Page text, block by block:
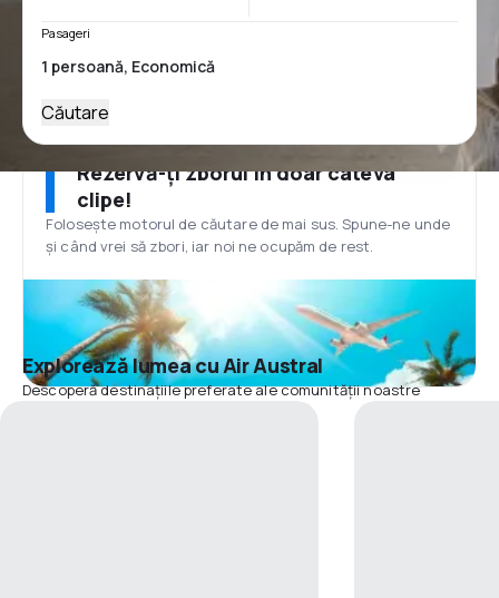
Pasageri
Căutare
Rezervă-ți zborul în doar câteva
clipe!
Folosește motorul de căutare de mai sus. Spune-ne unde
și când vrei să zbori, iar noi ne ocupăm de rest.
Explorează lumea cu Air Austral
Descoperă destinațiile preferate ale comunității noastre